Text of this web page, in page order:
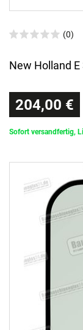
(0)
New Holland
204,00 €
Sofort versandfertig,